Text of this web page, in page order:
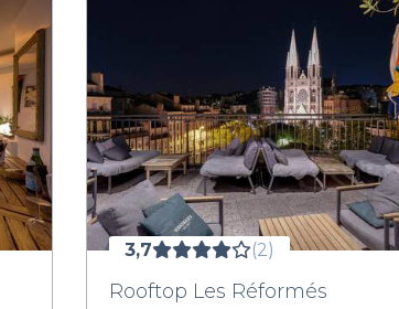
3,7 (2)
Rooftop Les Réformés